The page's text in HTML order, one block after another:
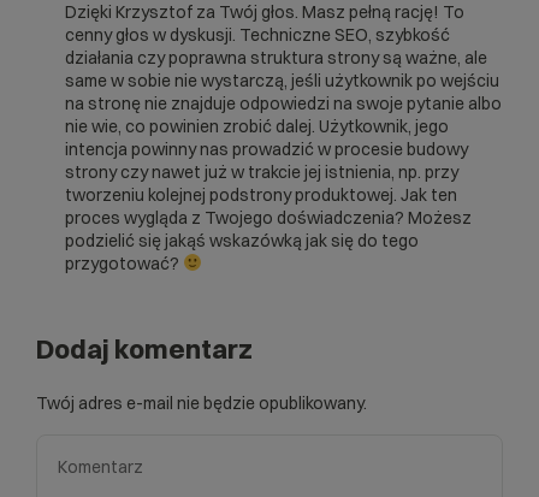
Dzięki Krzysztof za Twój głos. Masz pełną rację! To
cenny głos w dyskusji. Techniczne SEO, szybkość
działania czy poprawna struktura strony są ważne, ale
same w sobie nie wystarczą, jeśli użytkownik po wejściu
na stronę nie znajduje odpowiedzi na swoje pytanie albo
nie wie, co powinien zrobić dalej. Użytkownik, jego
intencja powinny nas prowadzić w procesie budowy
strony czy nawet już w trakcie jej istnienia, np. przy
tworzeniu kolejnej podstrony produktowej. Jak ten
proces wygląda z Twojego doświadczenia? Możesz
podzielić się jakąś wskazówką jak się do tego
przygotować?
Dodaj komentarz
Twój adres e-mail nie będzie opublikowany.